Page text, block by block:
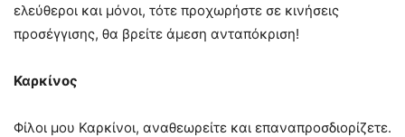
ελεύθεροι και μόνοι, τότε προχωρήστε σε κινήσεις
προσέγγισης, θα βρείτε άμεση ανταπόκριση!
Καρκίνος
Φίλοι μου Καρκίνοι, αναθεωρείτε και επαναπροσδιορίζετε.